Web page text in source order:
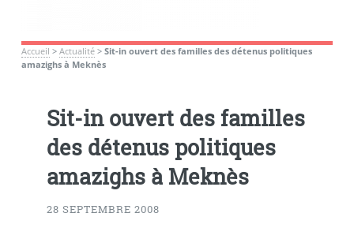
Accueil > Actualité> Sit-in ouvert des familles des détenus politiques
amazighs à Meknès
Sit-in ouvert des familles
des détenus politiques
amazighs à Meknès
28 SEPTEMBRE 2008